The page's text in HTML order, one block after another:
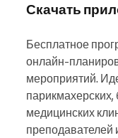
Скачать
Бесплатное
онлайн-
мероприятий.
медицинских
преподавателей